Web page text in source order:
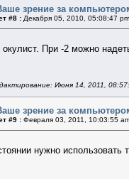
зрение за
#8 : Декабря 05, 2010, 05:08:47
окулист. При -2 можно
Июня 14, 2011,
зрение за
#9 : Февраля 03, 2011, 10:03:55
нужно использовать